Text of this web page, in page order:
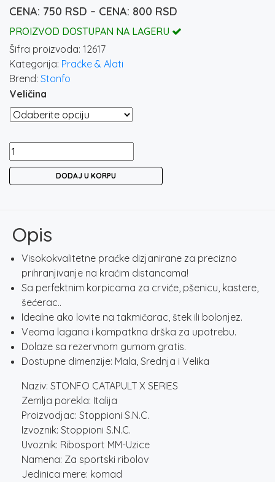
750 RSD – 800 RSD
cena:
PROIZVOD DOSTUPAN NA LAGERU
Šifra proizvoda: 12617
Kategorija: Praćke & Alati
Brend: Stonfo
Veličina
STONFO
CATAPULT
DODAJ U KORPU
Opis
Visokokvalitetne praćke dizjanirane za precizno
prihranjivanje na kraćim distancama!
Sa perfektnim korpicama za crviće, pšenicu, kastere,
šećerac..
Idealne ako lovite na takmičarac, štek ili bolonjez.
Veoma lagana i kompatkna drška za upotrebu.
Dolaze sa rezervnom gumom gratis.
Dostupne dimenzije: Mala, Srednja i Velika
Naziv: STONFO CATAPULT X SERIES
Zemlja porekla: Italija
Proizvodjac: Stoppioni S.N.C.
Izvoznik: Stoppioni S.N.C.
Uvoznik: Ribosport MM-Uzice
Namena: Za sportski ribolov
Jedinica mere: komad